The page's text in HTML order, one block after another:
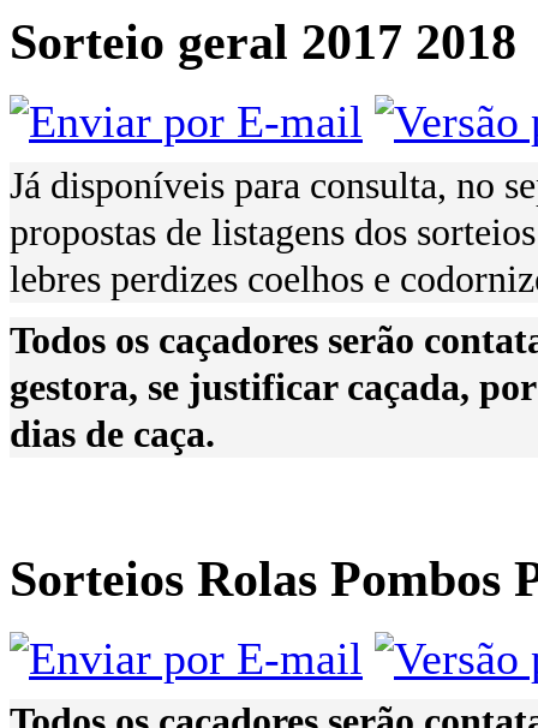
Sorteio geral 2017 2018
Já disponíveis para consulta, no
propostas de listagens dos
lebres perdizes coelhos e
Todos os caçadores serão
gestora, se justificar caçada,
dias de caça.
Sorteios Rolas Pombos